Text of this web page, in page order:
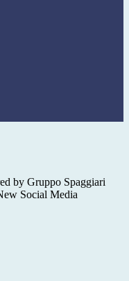
by Gruppo Spaggiari
Social Media